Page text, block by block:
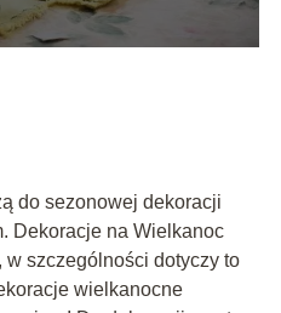
do sezonowej dekoracji
Dekoracje na Wielkanoc
szczególności dotyczy to
wielkanocne